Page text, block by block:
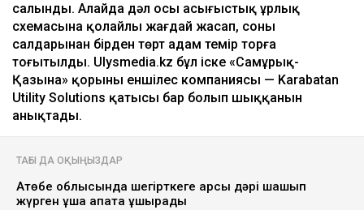
салынды. Алайда дәл осы асығыстық ұрлық
схемасына қолайлы жағдай жасап, соның
салдарынан бірден төрт адам темір торға
тоғытылды. Ulysmedia.kz бұл іске «Самұрық-
Қазына» қорының еншілес компаниясы — Karabatan
Utility Solutions қатысы бар болып шыққанын
анықтады.
ТАҒЫ ДА ОҚЫҢЫЗДАР
Ақтөбе облысында шегірткеге қарсы дәрі шашып
жүрген ұшақ апатқа ұшырады